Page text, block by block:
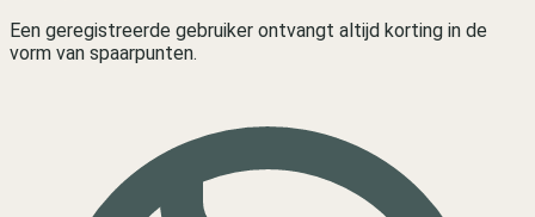
Een geregistreerde gebruiker ontvangt altijd korting in de
vorm van spaarpunten.